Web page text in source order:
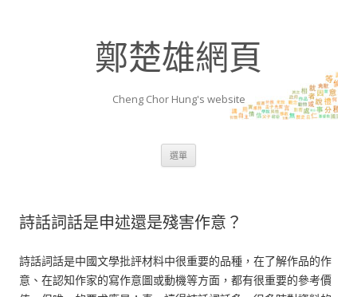
鄭楚雄網頁
Cheng Chor Hung's website
選單
詩話詞話是申述還是殘害作意？
詩話詞話是中國文學批評材料中很重要的品種，在了解作品的作
意、在認知作家的寫作意圖或動機等方面，都有很重要的參考價